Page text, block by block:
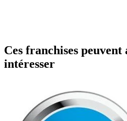
Ces franchises peuvent
intéresser